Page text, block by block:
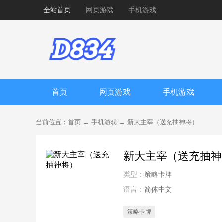
全站首页 网页游戏 手机游戏
首页 网页游戏 手机游戏
当前位置： 首页 → 手机游戏 → 新大主宰（送充抽神将）
新大主宰（送充抽
类型： 策略卡牌
语言： 简体中文
策略卡牌